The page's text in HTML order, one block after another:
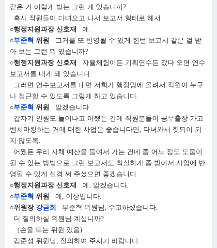
같은 거 이렇게 받는 그런 게 있습니까?
혹시 직원들이 다녀오고 나서 보고서 형태로 해서.
○행정지원과장 신호재
예.
○부준혁 위원
그거를 또 반영될 수 있게 한번 보고서 같은 걸 받
아 보는 그런 뭐 있습니까?
○행정지원과장 신호재
자율체험이든 기획연수든 갔다 오면 연수
보고서를 내게 돼 있습니다.
그러면 연수보고서를 내면 저희가 행정망에 올려서 직원이 누구
나 접근할 수 있도록 그렇게 하고 있습니다.
○부준혁 위원
알겠습니다.
갑자기 인원도 늘어나고 어쨌든 간에 직원분들이 공무출장 가고
벤치마킹하는 거에 대한 사업은 좋습니다만, 다녀와서 헛되이 되
지 않도록.
어쨌든 우리 자체 예산을 들여서 가는 건데 좀 어느 정도 도움이
될 수 있는 방법으로 그런 보고서도 착실하게 좀 받아서 사업에 반
영될 수 있게 신경 써 주셨으면 좋겠습니다.
○행정지원과장 신호재
예, 알겠습니다.
○부준혁 위원
예, 이상입니다.
○위원장 강금희
부준혁 위원님, 수고하셨습니다.
더 질의하실 위원님 계십니까?
(손을 드는 위원 있음)
김준성 위원님, 질의하여 주시기 바랍니다.